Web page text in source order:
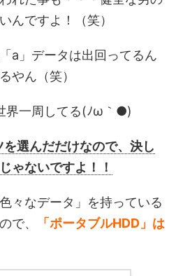
んですよ！（笑）
a」データは出回ってるん
やん（笑）
界一周してる(ﾉω｀●)
選んだだけなので、決し
ゃないですよ！！
々なデータ」を持っている
で、
「ポータブルHDD」は